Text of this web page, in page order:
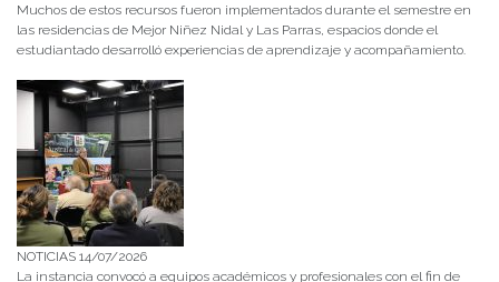
Muchos de estos recursos fueron implementados durante el semestre en
las residencias de Mejor Niñez Nidal y Las Parras, espacios donde el
estudiantado desarrolló experiencias de aprendizaje y acompañamiento.
NOTICIAS 14/07/2026
La instancia convocó a equipos académicos y profesionales con el fin de